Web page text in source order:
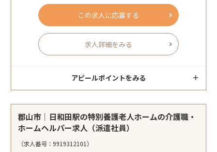
この求人に応募する
求人詳細をみる
アピールポイントをみる
郡山市｜日和田駅の特別養護老人ホームの介護職・
ホームヘルパー求人（派遣社員）
（求人番号：9919312101）